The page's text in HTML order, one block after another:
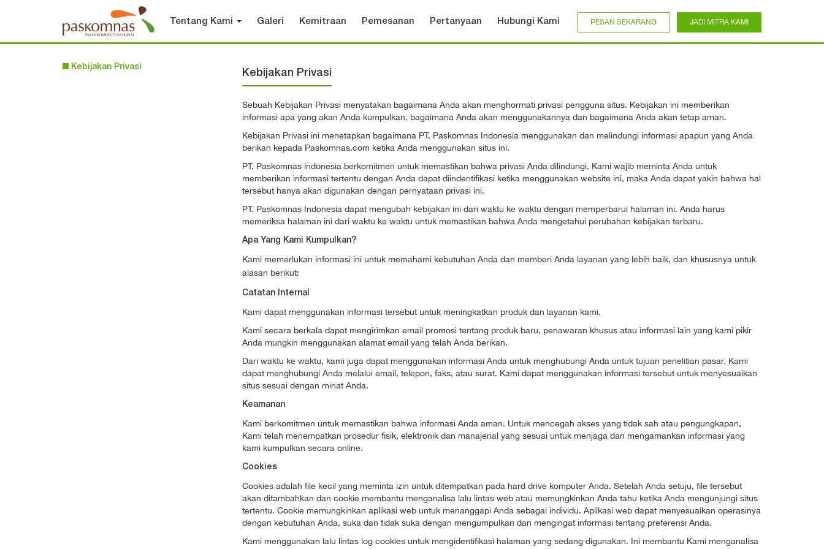
Tentang Kami Galeri Kemitraan Pemesanan Pertanyaan Hubungi Kami PESAN SEKARANG JADI MITRA KAMI
Kebijakan Privasi
Kebijakan Privasi
Sebuah Kebijakan Privasi menyatakan bagaimana Anda akan menghormati privasi pengguna situs. Kebijakan ini memberikan
informasi apa yang akan Anda kumpulkan, bagaimana Anda akan menggunakannya dan bagaimana Anda akan tetap aman.
Kebijakan Privasi ini menetapkan bagaimana PT. Paskomnas Indonesia menggunakan dan melindungi informasi apapun yang Anda
berikan kepada Paskomnas.com ketika Anda menggunakan situs ini.
PT. Paskomnas indonesia berkomitmen untuk memastikan bahwa privasi Anda dilindungi. Kami wajib meminta Anda untuk
memberikan informasi tertentu dengan Anda dapat diindentifikasi ketika menggunakan website ini, maka Anda dapat yakin bahwa hal
tersebut hanya akan digunakan dengan pernyataan privasi ini.
PT. Paskomnas Indonesia dapat mengubah kebijakan ini dari waktu ke waktu dengan memperbarui halaman ini. Anda harus
memeriksa halaman ini dari waktu ke waktu untuk memastikan bahwa Anda mengetahui perubahan kebijakan terbaru.
Apa Yang Kami Kumpulkan?
Kami memerlukan informasi ini untuk memahami kebutuhan Anda dan memberi Anda layanan yang lebih baik, dan khususnya untuk
alasan berikut:
Catatan Internal
Kami dapat menggunakan informasi tersebut untuk meningkatkan produk dan layanan kami.
Kami secara berkala dapat mengirimkan email promosi tentang produk baru, penawaran khusus atau informasi lain yang kami pikir
Anda mungkin menggunakan alamat email yang telah Anda berikan.
Dari waktu ke waktu, kami juga dapat menggunakan informasi Anda untuk menghubungi Anda untuk tujuan penelitian pasar. Kami
dapat menghubungi Anda melalui email, telepon, faks, atau surat. Kami dapat menggunakan informasi tersebut untuk menyesuaikan
situs sesuai dengan minat Anda.
Keamanan
Kami berkomitmen untuk memastikan bahwa informasi Anda aman. Untuk mencegah akses yang tidak sah atau pengungkapan,
Kami telah menempatkan prosedur fisik, elektronik dan manajerial yang sesuai untuk menjaga dan mengamankan informasi yang
kami kumpulkan secara online.
Cookies
Cookies adalah file kecil yang meminta izin untuk ditempatkan pada hard drive komputer Anda. Setelah Anda setuju, file tersebut
akan ditambahkan dan cookie membantu menganalisa lalu lintas web atau memungkinkan Anda tahu ketika Anda mengunjungi situs
tertentu. Cookie memungkinkan aplikasi web untuk menanggapi Anda sebagai individu. Aplikasi web dapat menyesuaikan operasinya
dengan kebutuhan Anda, suka dan tidak suka dengan mengumpulkan dan mengingat informasi tentang preferensi Anda.
Kami menggunakan lalu lintas log cookies untuk mengidentifikasi halaman yang sedang digunakan. Ini membantu Kami menganalisa